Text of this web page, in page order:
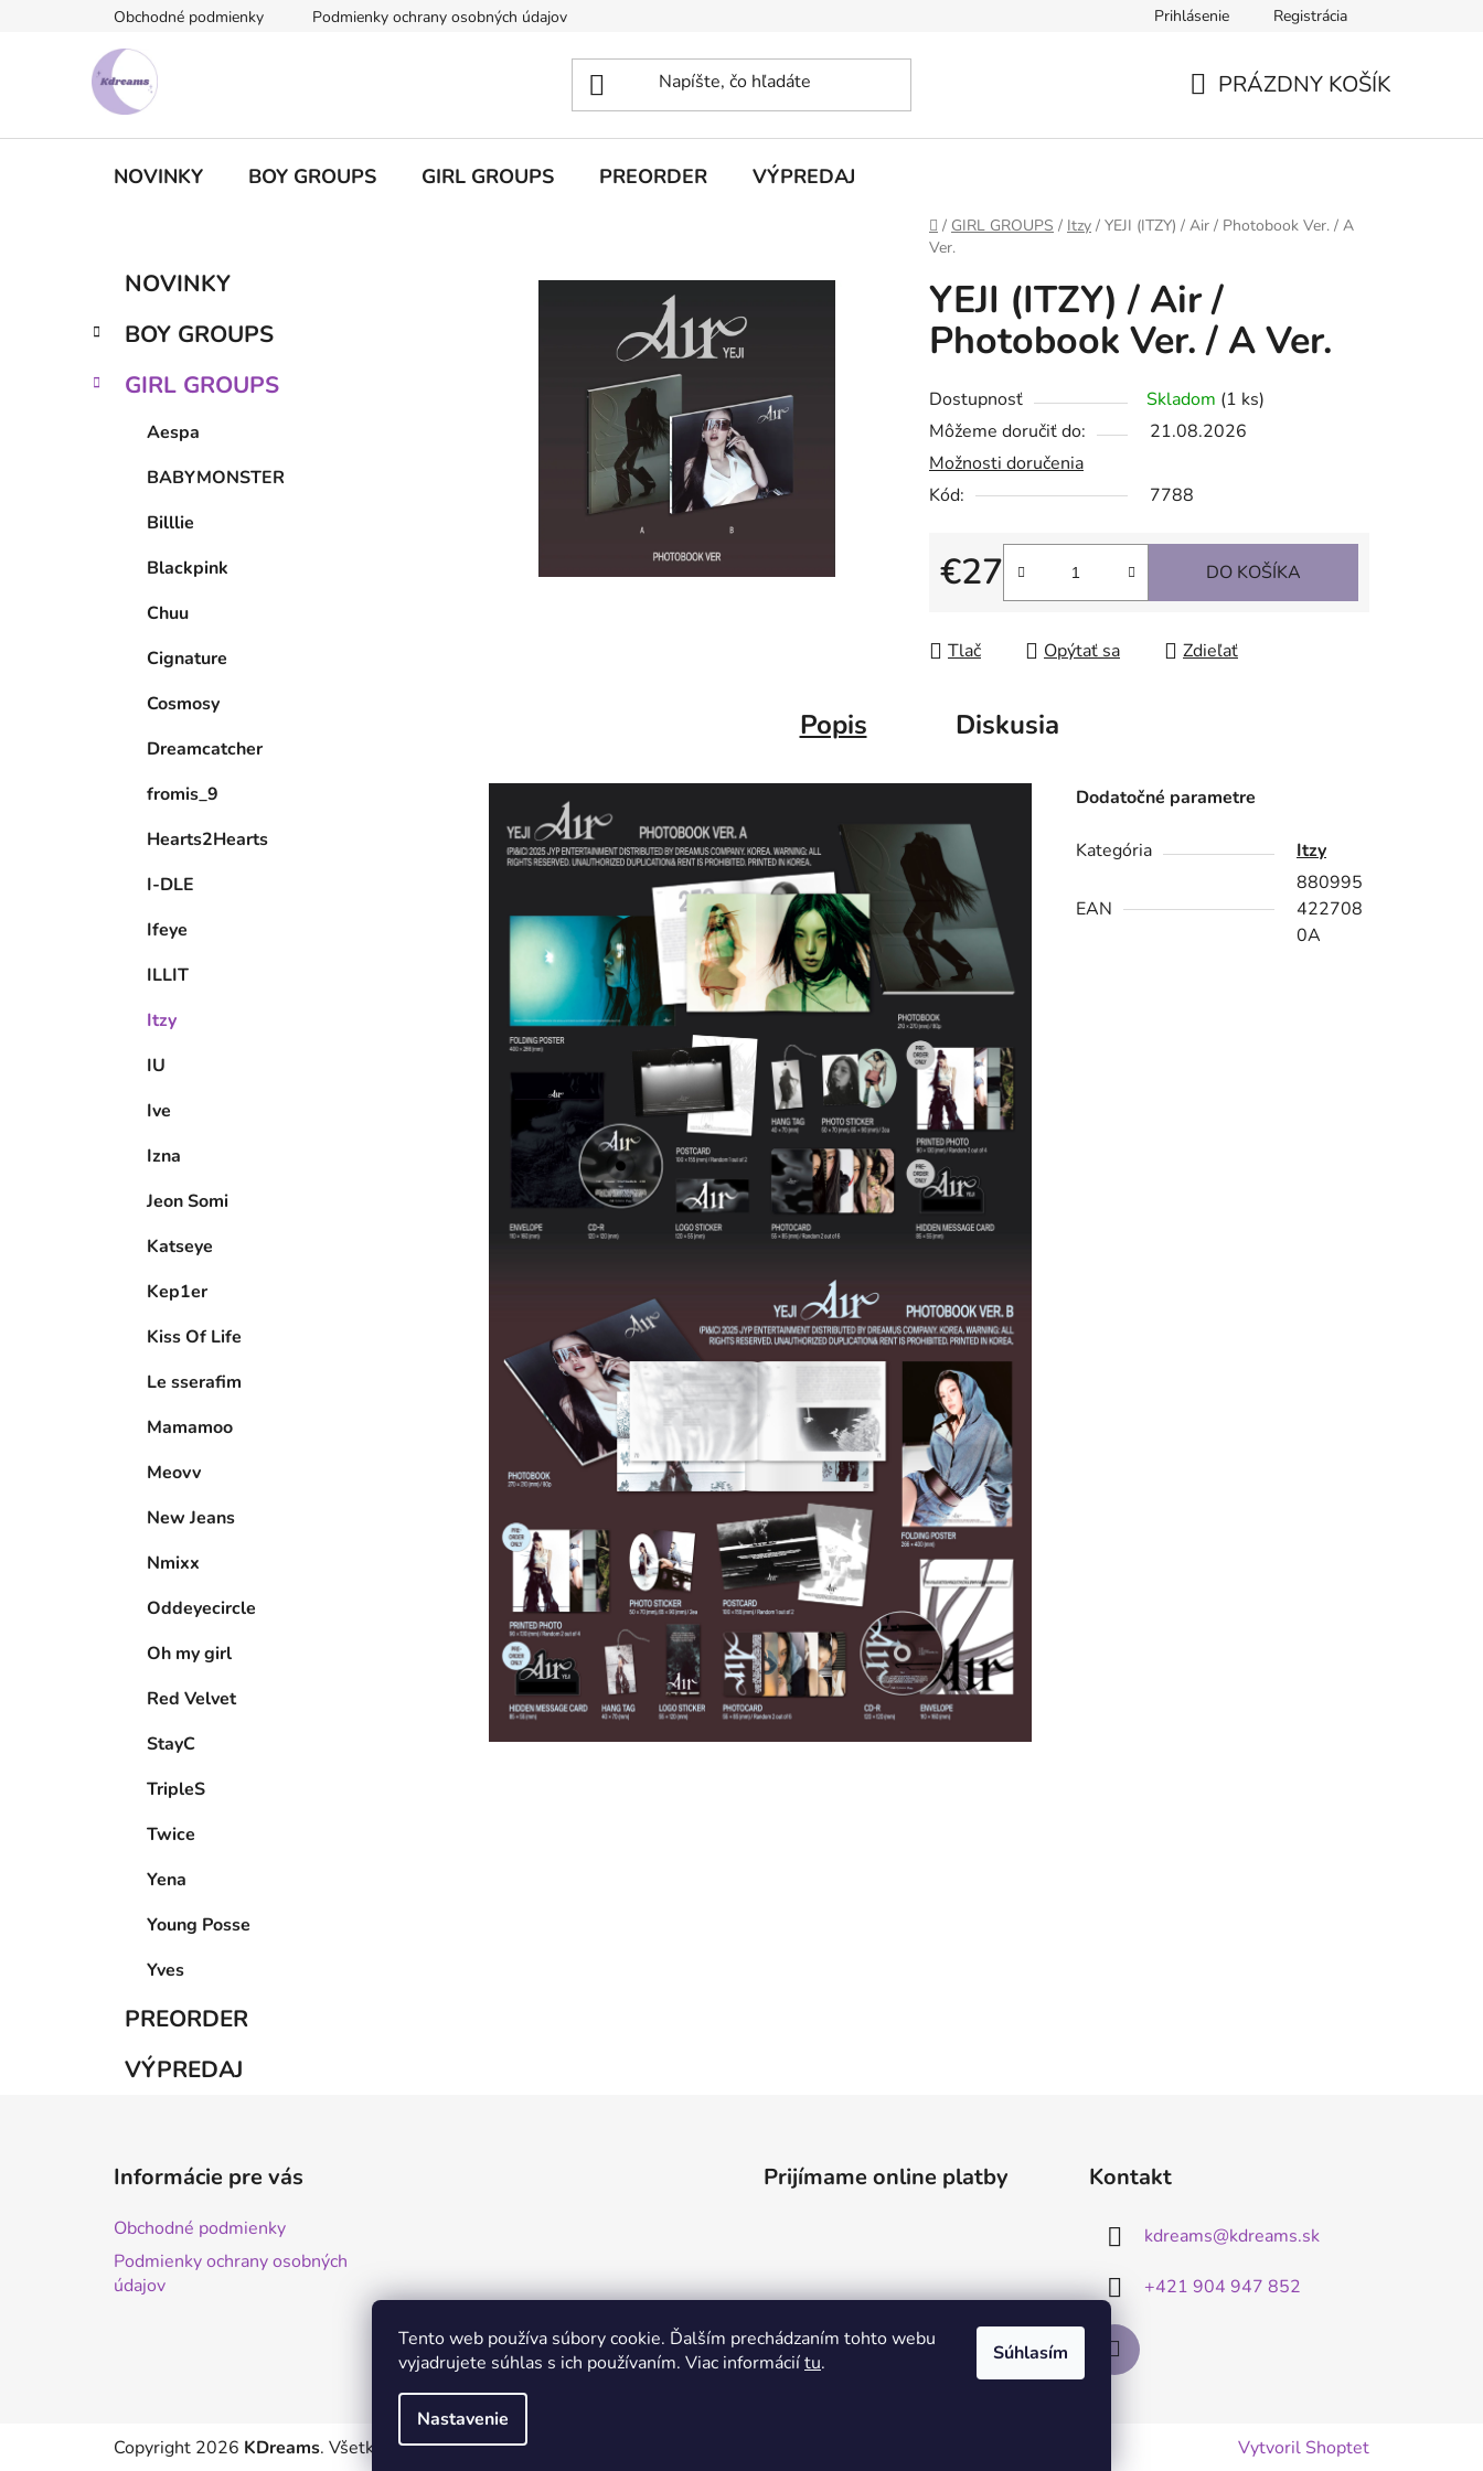
Tento web používa súbory cookie. Ďalším prechádzaním tohto webu
vyjadrujete súhlas s ich používaním. Viac informáciítu.
Nastavenie
Súhlasím
Obchodné podmienky Podmienky ochrany osobných údajov Prihlásenie Registrácia
PRÁZDNY KOŠÍK
NOVINKY BOY GROUPS GIRL GROUPS PREORDER VÝPREDAJ
Domov
/ GIRL GROUPS / Itzy / YEJI (ITZY) / Air / Photobook Ver. / A
Ver.
č
ý
Preskočiť
kategórie
e
ó
NOVINKY
BOY GROUPS
GIRL GROUPS
Aespa
BABYMONSTER
Billlie
Blackpink
Chuu
Cignature
Cosmosy
Dreamcatcher
fromis_9
Hearts2Hearts
I-DLE
Ifeye
ILLIT
Itzy
IU
Ive
Izna
Jeon Somi
Katseye
Kep1er
Kiss Of Life
Le sserafim
Mamamoo
Meovv
New Jeans
Nmixx
Oddeyecircle
Oh my girl
Red Velvet
StayC
TripleS
Twice
Yena
Young Posse
Yves
PREORDER
VÝPREDAJ
YEJI (ITZY) / Air /
Photobook Ver. / A Ver.
Dostupnosť Skladom (1 ks)
Môžeme doručiť do:
21.08.2026
Možnosti doručenia
Kód:
7788
€27
Jednotková cena:
DO KOŠÍKA
Tlač Opýtať sa Zdieľať
Popis Diskusia
Dodatočné parametre
Kategória Itzy
EAN
880995
422708
0A
Informácie pre vás
Obchodné podmienky
Podmienky ochrany osobných
údajov
Prijímame online platby Kontakt
kdreams@kdreams.sk
+421 904 947 852
Vytvoril Shoptet
Copyright 2026 KDreams. Všetky práva vyhradené.